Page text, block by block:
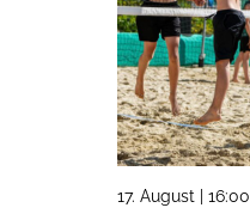
17. August | 16:00